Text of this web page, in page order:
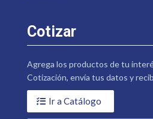
Cotizar
Agrega los productos de tu
Cotización, envía tus datos y
Ir a Catálogo